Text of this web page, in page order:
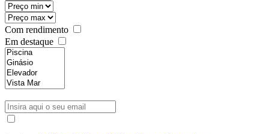
Com rendimento
Em destaque